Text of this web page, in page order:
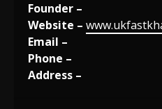
Founder –
Website –
Email –
Phone –
Address –